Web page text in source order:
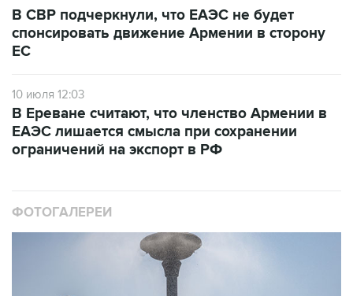
В СВР подчеркнули, что ЕАЭС не будет
спонсировать движение Армении в сторону
ЕС
10 июля 12:03
В Ереване считают, что членство Армении в
ЕАЭС лишается смысла при сохранении
ограничений на экспорт в РФ
ФОТОГАЛЕРЕИ